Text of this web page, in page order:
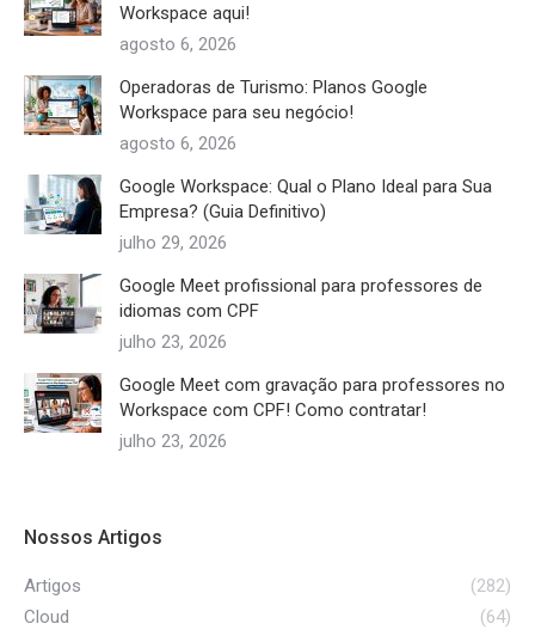
Workspace aqui!
agosto 6, 2026
Operadoras de Turismo: Planos Google
Workspace para seu negócio!
agosto 6, 2026
Google Workspace: Qual o Plano Ideal para Sua
Empresa? (Guia Definitivo)
julho 29, 2026
Google Meet profissional para professores de
idiomas com CPF
julho 23, 2026
Google Meet com gravação para professores no
Workspace com CPF! Como contratar!
julho 23, 2026
Nossos Artigos
Artigos
(282)
Cloud
(64)